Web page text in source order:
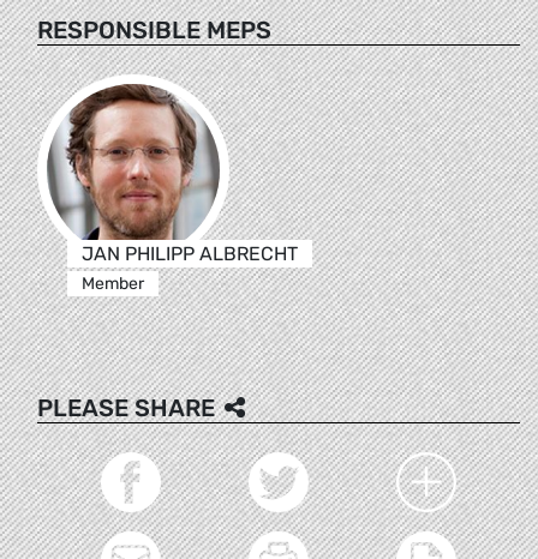
RESPONSIBLE MEPS
JAN PHILIPP ALBRECHT
Member
PLEASE SHARE